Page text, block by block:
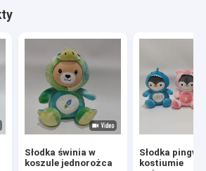
Słodka świnia w
koszule jednorożca
Słodka
kostiumie